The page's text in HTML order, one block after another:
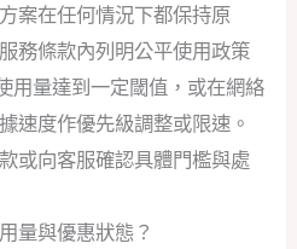
案在任何情況下都保持原
務條款內列明公平使用政策
用量達到一定閾值，或在網絡
速度作優先級調整或限速。
或向客服確認具體門檻與處
量與優惠狀態？